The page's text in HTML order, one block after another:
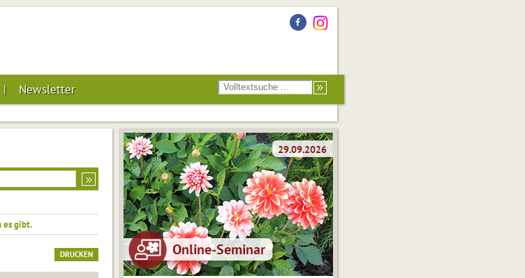
Newsletter
es gibt.
DRUCKEN